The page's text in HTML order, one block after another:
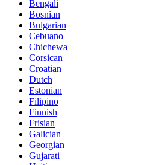
Bengali
Bosnian
Bulgarian
Cebuano
Chichewa
Corsican
Croatian
Dutch
Estonian
Filipino
Finnish
Frisian
Galician
Georgian
Gujarati